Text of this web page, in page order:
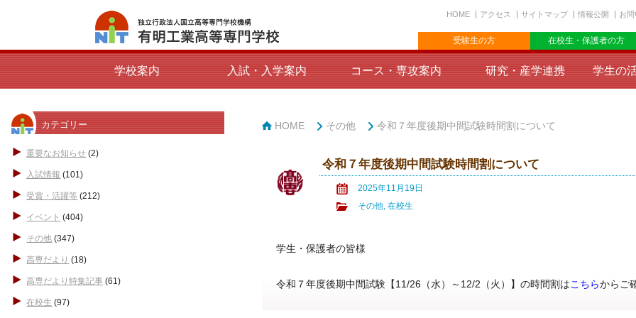
HOME アクセス サイトマップ 情報公開 お
受験生の方 在校生・保護者の方
学校案内 入試・入学案内 コース・専攻案内 研究・産学連携 学生の
カテゴリー
重要なお知らせ (2)
入試情報 (101)
受賞・活躍等 (212)
イベント (404)
その他 (347)
高専だより (18)
高専だより特集記事 (61)
在校生 (97)
HOME その他 令和７年度後期中間試験時間割について
令和７年度後期中間試験時間割について
2025年11月19日
その他,在校生
学生・保護者の皆様
令和７年度後期中間試験【11/26（水）～12/2（火）】の時間割はこちらからご